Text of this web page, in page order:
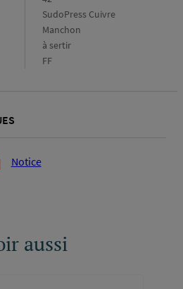
(mm)
Gamme
SudoPress Cuivre
Forme
Manchon
Raccordement
à sertir
Type
FF
Notice
aussi